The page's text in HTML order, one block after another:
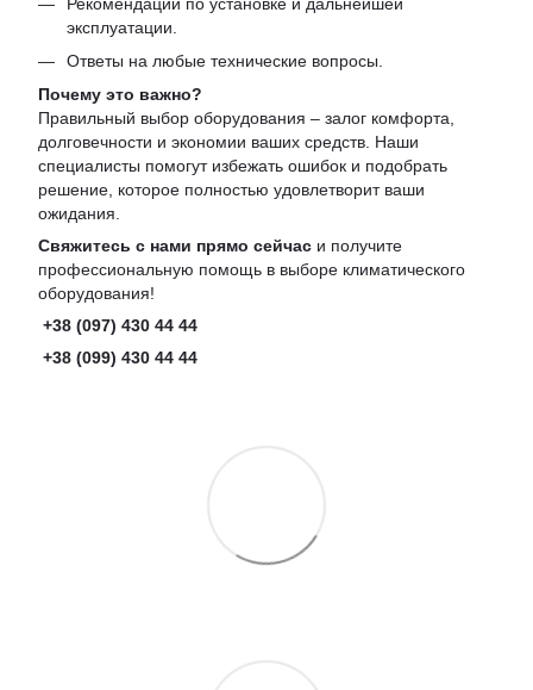
эксплуатации.
Ответы на любые технические вопросы.
Почему это важно?
Правильный выбор оборудования – залог комфорта,
долговечности и экономии ваших средств. Наши
специалисты помогут избежать ошибок и подобрать
решение, которое полностью удовлетворит ваши
ожидания.
Свяжитесь с нами прямо сейчас и получите
профессиональную помощь в выборе климатического
оборудования!
+38 (097) 430 44 44
+38 (099) 430 44 44